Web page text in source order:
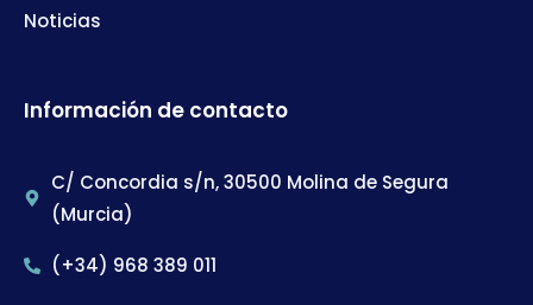
Noticias
Información de contacto
C/ Concordia s/n, 30500 Molina de Segura
(Murcia)
(+34) 968 389 011